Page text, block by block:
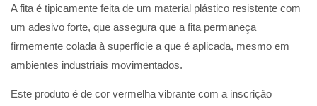
A fita é tipicamente feita de um material plástico resistente com
um adesivo forte, que assegura que a fita permaneça
firmemente colada à superfície a que é aplicada, mesmo em
ambientes industriais movimentados.
Este produto é de cor vermelha vibrante com a inscrição